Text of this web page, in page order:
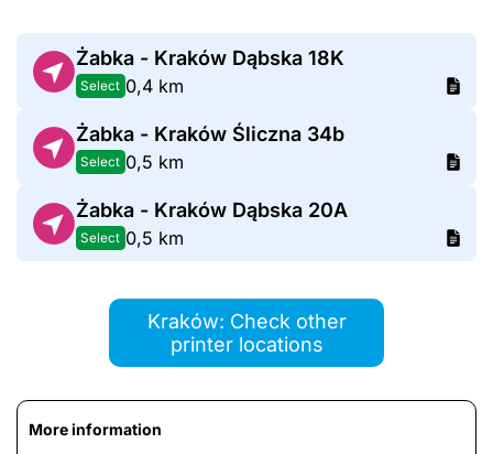
Żabka - Kraków Dąbska 18K
Select 0,4 km
Żabka - Kraków Śliczna 34b
Select 0,5 km
Żabka - Kraków Dąbska 20A
Select 0,5 km
Kraków: Check other
printer locations
More information